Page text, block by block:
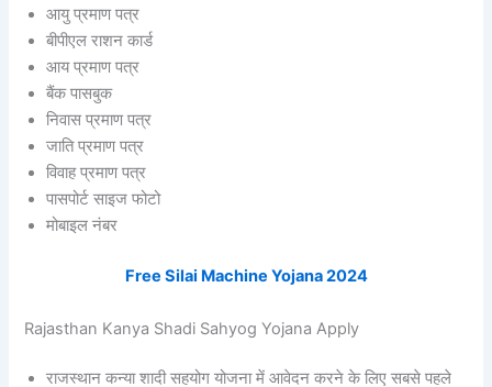
आयु प्रमाण पत्र
बीपीएल राशन कार्ड
आय प्रमाण पत्र
बैंक पासबुक
निवास प्रमाण पत्र
जाति प्रमाण पत्र
विवाह प्रमाण पत्र
पासपोर्ट साइज फोटो
मोबाइल नंबर
Free Silai Machine Yojana 2024
Rajasthan Kanya Shadi Sahyog Yojana Apply
राजस्थान कन्या शादी सहयोग योजना में आवेदन करने के लिए सबसे पहले